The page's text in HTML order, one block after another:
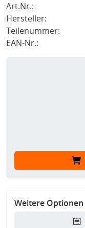
Art.Nr.:
Hersteller:
Teilenummer:
EAN-Nr.:
Weitere Optionen